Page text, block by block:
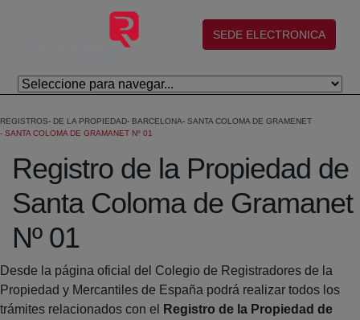
Salta al contingut principal
(abre en nueva ventana)
SEDE ELECTRONICA
REGISTROS DE LA PROPIEDAD BARCELONA
SANTA COLOMA DE GRAMENET
SANTA COLOMA DE GRAMANET Nº 01
Registro de la Propiedad de
Santa Coloma de Gramanet
Nº 01
Desde la página oficial del Colegio de Registradores de la
Propiedad y Mercantiles de España podrá realizar todos los
trámites relacionados con el
Registro de la Propiedad de